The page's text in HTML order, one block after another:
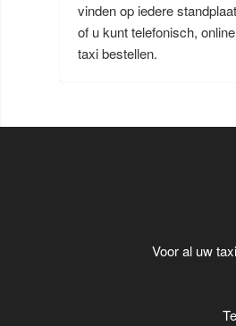
vinden op iedere
of u kunt telefonisch,
taxi bestellen.
Voor al uw